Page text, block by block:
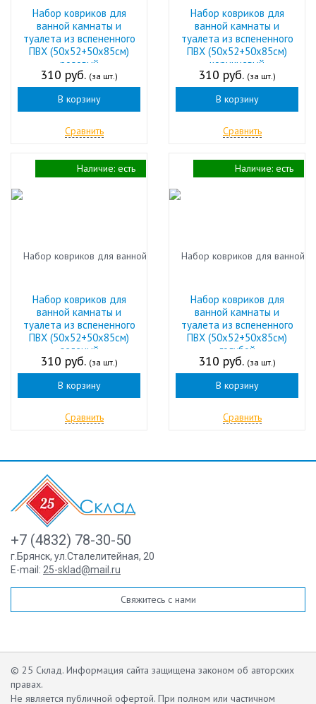
Набор ковриков для
ванной камнаты и
туалета из вспененного
ПВХ (50х52+50х85см)
розовый
310 руб. (за шт.)
В корзину
Сравнить
Набор ковриков для
ванной камнаты и
туалета из вспененного
ПВХ (50х52+50х85см)
коричневый
310 руб. (за шт.)
В корзину
Сравнить
Набор ковриков для
ванной камнаты и
туалета из вспененного
ПВХ (50х52+50х85см)
зеленый
310 руб. (за шт.)
В корзину
Сравнить
Наличие: есть
Набор ковриков для
ванной камнаты и
туалета из вспененного
ПВХ (50х52+50х85см)
голубой
310 руб. (за шт.)
В корзину
Сравнить
Наличие: есть
+7 (4832) 78-30-50
г.Брянск, ул.Сталелитейная, 20
E-mail: 25-sklad@mail.ru
Свяжитесь с нами
© 25 Склад. Информация сайта защищена законом об авторских
правах.
Не является публичной офертой. При полном или частичном